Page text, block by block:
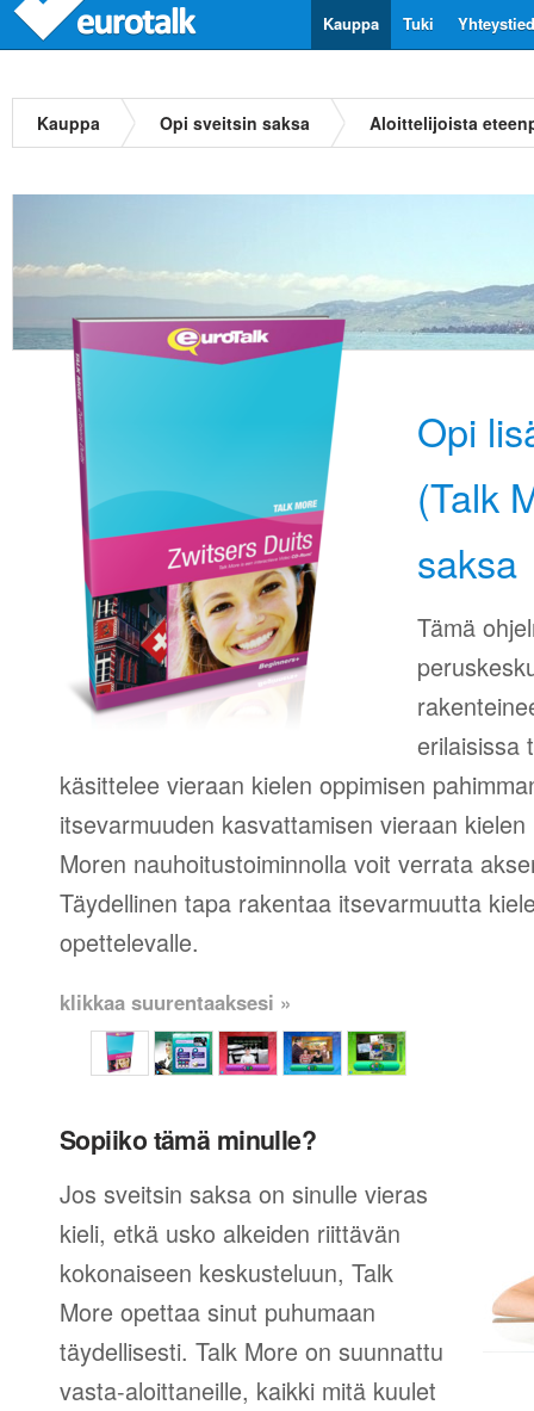
Tuki
Kauppa
Kauppa Opi sveitsin saksa Aloittelijoista
Opi
(Talk
saksa
Tämä
erilaisissa
käsittelee vieraan kielen oppimisen
itsevarmuuden kasvattamisen vieraan
Moren nauhoitustoiminnolla voit verrata
Täydellinen tapa rakentaa itsevarmuutta
opettelevalle.
klikkaa suurentaaksesi »
Sopiiko tämä minulle?
Jos sveitsin saksa on sinulle vieras
kieli, etkä usko alkeiden riittävän
kokonaiseen keskusteluun, Talk
More opettaa sinut puhumaan
täydellisesti. Talk More on suunnattu
vasta-aloittaneille, kaikki mitä kuulet